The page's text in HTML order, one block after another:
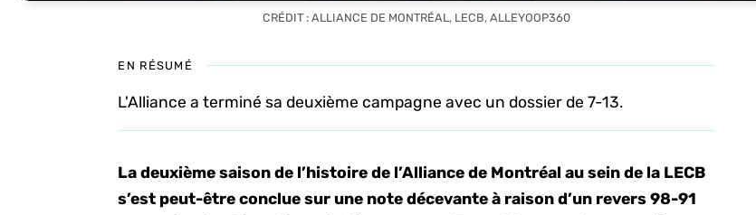
CRÉDIT : ALLIANCE DE MONTRÉAL, LECB, ALLEYOOP360
EN RÉSUMÉ
L'Alliance a terminé sa deuxième campagne avec un dossier de 7-13.
La deuxième saison de l’histoire de l’Alliance de Montréal au sein de la LECB
s’est peut-être conclue sur une note décevante à raison d’un revers 98-91